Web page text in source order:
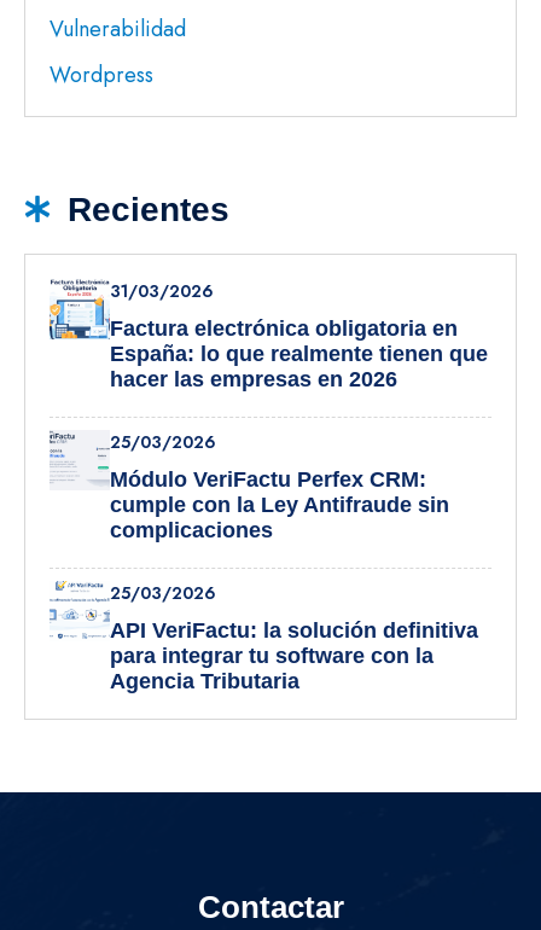
Vulnerabilidad
Wordpress
Recientes
31/03/2026
Factura electrónica obligatoria en
España: lo que realmente tienen que
hacer las empresas en 2026
25/03/2026
Módulo VeriFactu Perfex CRM:
cumple con la Ley Antifraude sin
complicaciones
25/03/2026
API VeriFactu: la solución definitiva
para integrar tu software con la
Agencia Tributaria
Contactar